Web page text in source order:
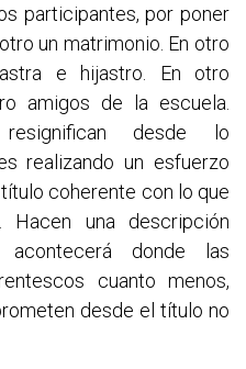
participantes, por poner
un matrimonio. En otro
e hijastro. En otro
amigos de la escuela.
resignifican desde lo
realizando un esfuerzo
coherente con lo que
una descripción
donde las
cuanto menos,
desde el título no